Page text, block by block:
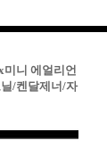
니 에얼리언
/켄달제너/자